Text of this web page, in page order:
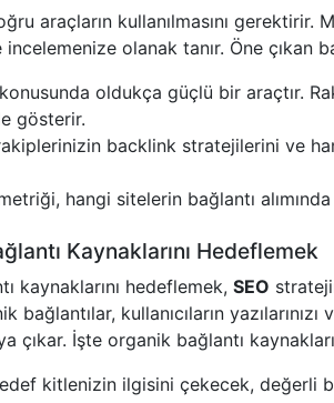
araçların kullanılmasını gerektirir.
olanak tanır. Öne çıkan
oldukça güçlü bir araçtır.
gösterir.
backlink stratejilerini ve
hangi sitelerin bağlantı
Kaynaklarını Hedeflemek
kaynaklarını hedeflemek, SEO
bağlantılar, kullanıcıların
çıkar. İşte organik bağlantı
kitlenizin ilgisini çekecek, değerli